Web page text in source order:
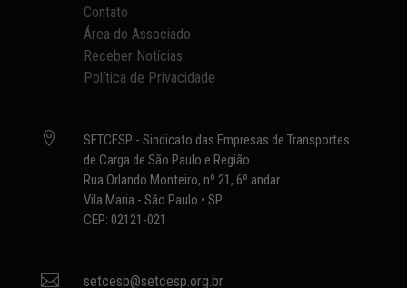
Contato
Área do Associado
Receber Notícias
Política de Privacidade

SETCESP - Sindicato das Empresas de Transportes
de Carga de São Paulo e Região
Rua Orlando Monteiro, nº 21, 6º andar
Vila Maria - São Paulo • SP
CEP: 02121-021
 setcesp@setcesp.org.br